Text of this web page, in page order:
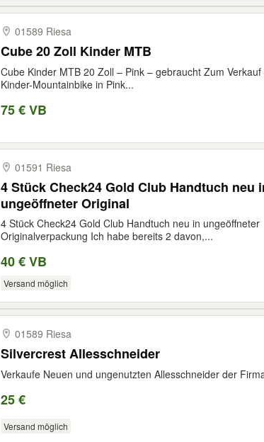
01589 Riesa
Cube 20 Zoll Kinder MTB
Cube Kinder MTB 20 Zoll – Pink – gebraucht Zum
Kinder-Mountainbike in Pink...
75 € VB
01591 Riesa
4 Stück Check24 Gold Club Handtuch neu
ungeöffneter Original
4 Stück Check24 Gold Club Handtuch neu in ungeöffneter
Originalverpackung Ich habe bereits 2 davon,...
40 € VB
Versand möglich
01589 Riesa
Silvercrest Allesschneider
Verkaufe Neuen und ungenutzten Allesschneider der
25 €
Versand möglich